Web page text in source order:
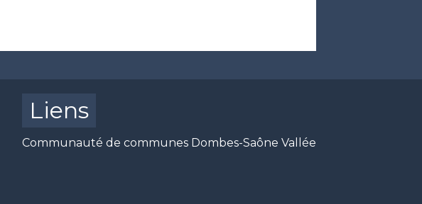
Liens
Communauté de communes Dombes-Saône Vallée